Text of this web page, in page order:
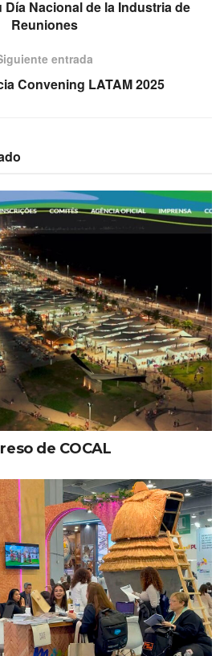
Betina Anzilutti
-que pronto
sobre el tema una Maestría en
Ciudades Inteligentes de la
quien también es
y posee una discapacidad
la demanda del mercado hacia
a su expansión, exige inclusión
de rampas y ascensores a pisos
en Braille a staff conocedor
nuevas fechas de celebración.
*CEO de Noun Eventos &
Capacitación Ejecutiva
Noun
Facebook
Twitter
Instagram
Día Nacional de la Industria de
Reuniones
entrada
Convening LATAM 2025
de COCAL